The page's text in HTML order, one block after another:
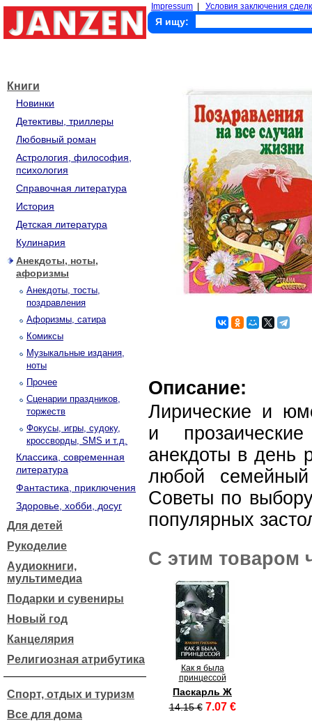
Impressum Условия заключения
Я ищу:
Книги
Новинки
Детективы, триллеры
Любовный роман
Астрология, философия,
психология
Справочная литература
История
Детская литература
Кулинария
Анекдоты, ноты,
афоризмы
Анекдоты, тосты,
поздравления
Афоризмы, сатира
Комиксы
Музыкальные издания,
ноты
Прочее
Сценарии праздников,
торжеств
Фокусы, игры, судоку,
кроссворды, SMS и т.д.
Классика, современная
литература
Фантастика, приключения
Здоровье, хобби, досуг
Для детей
Рукоделие
Аудиокниги,
мультимедиа
Подарки и сувениры
Новый год
Канцелярия
Религиозная атрибутика
Спорт, отдых и туризм
Все для дома
Описание:
Лирические и
и
анекдоты в день
любой
Советы по
популярных
С этим товаром
Как я была
принцессой
Паскарль Ж
14.15 € 7.07 €